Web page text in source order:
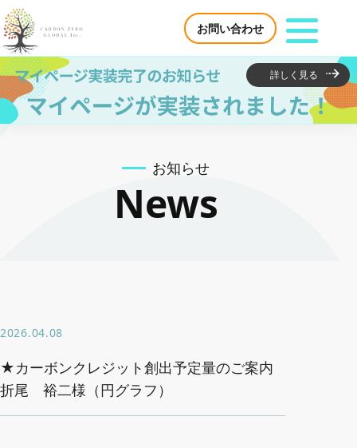
お問い合わせ
サービス紹介
環境活動が利益になる 生産者・企業様
カーボンクレジットで脱炭素を支援 企業様
行支援
カーボンクレジットとは？
詳しく見る
お知らせ
News
2026.04.08
★カーボンクレジット創出予定量のご案内
折尾 裕二様（円グラフ）